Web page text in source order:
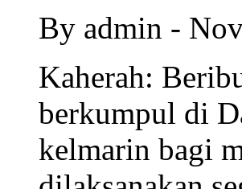
By admin -
Kaherah:
berkumpul di
kelmarin bagi